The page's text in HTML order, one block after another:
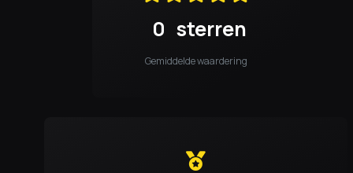
0 sterren
Gemiddelde waardering